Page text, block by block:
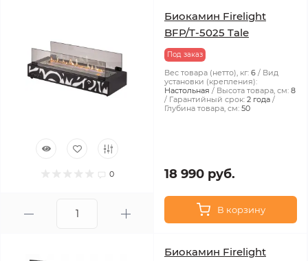
0
Биокамин Firelight
BFP/T-5025 Tale
Под заказ
Вес товара (нетто), кг: 6
Вид
установки (крепления):
Настольная
Высота товара, см: 8
Гарантийный срок: 2 года
Глубина товара, см: 50
18 990 руб.
В корзину
Биокамин Firelight